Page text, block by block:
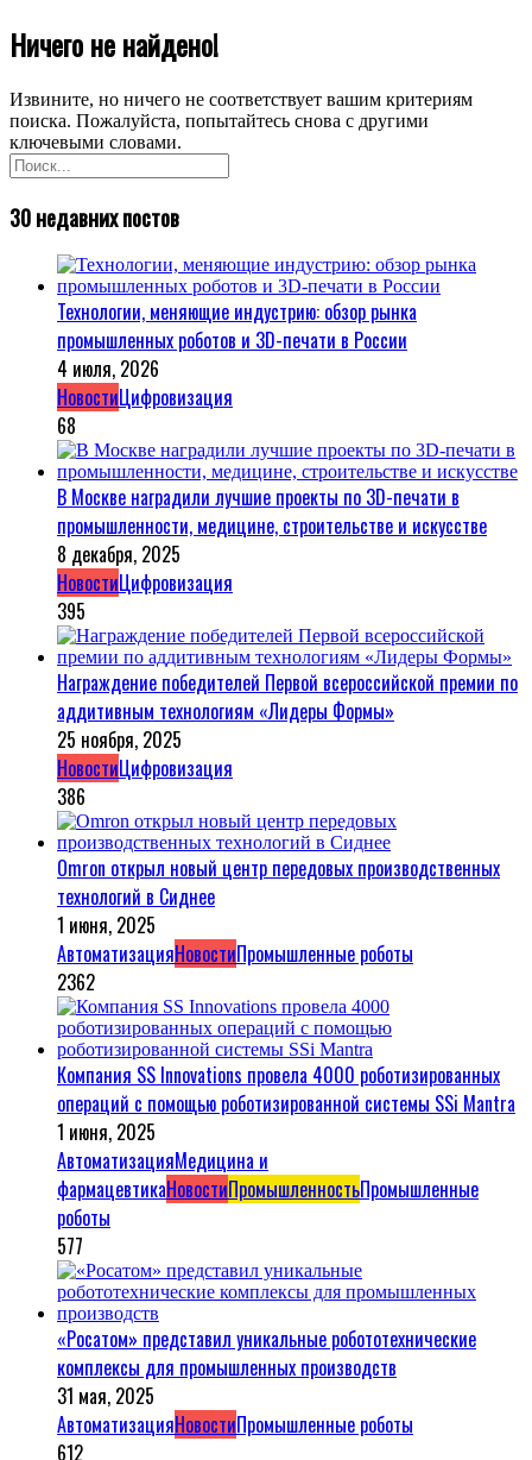
Ничего не найдено!
Извините, но ничего не соответствует вашим критериям
поиска. Пожалуйста, попытайтесь снова с другими
ключевыми словами.
30 недавних постов
Технологии, меняющие индустрию: обзор рынка
промышленных роботов и 3D-печати в России
4 июля, 2026
НовостиЦифровизация
68
В Москве наградили лучшие проекты по 3D-печати в
промышленности, медицине, строительстве и искусстве
8 декабря, 2025
НовостиЦифровизация
395
Награждение победителей Первой всероссийской премии по
аддитивным технологиям «Лидеры Формы»
25 ноября, 2025
НовостиЦифровизация
386
Omron открыл новый центр передовых производственных
технологий в Сиднее
1 июня, 2025
АвтоматизацияНовостиПромышленные роботы
2362
Компания SS Innovations провела 4000 роботизированных
операций с помощью роботизированной системы SSi Mantra
1 июня, 2025
АвтоматизацияМедицина и
фармацевтикаНовостиПромышленностьПромышленные
роботы
577
«Росатом» представил уникальные робототехнические
комплексы для промышленных производств
31 мая, 2025
АвтоматизацияНовостиПромышленные роботы
612